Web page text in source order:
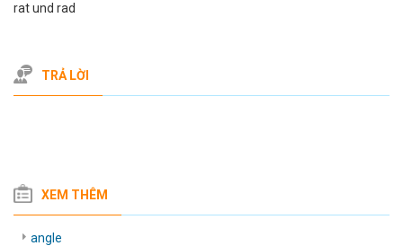
rat und rad
TRẢ LỜI
XEM THÊM
angle